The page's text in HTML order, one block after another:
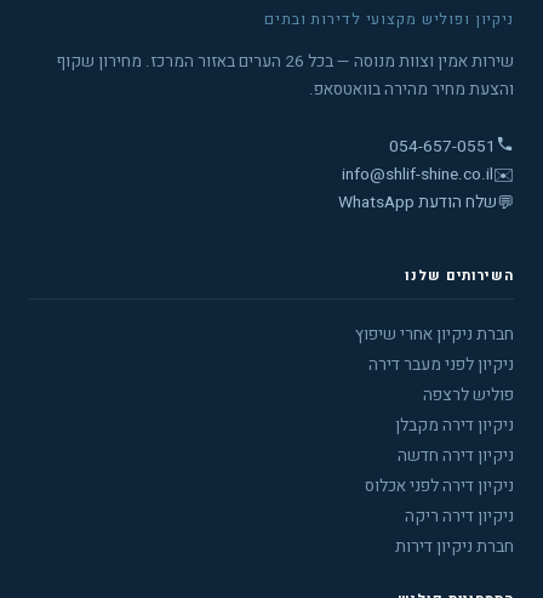
ניקיון ופוליש מקצועי לדירות ובתים
שירות אמין וצוות מנוסה — בכל 26 הערים באזור המרכז. מחירון שקוף
והצעת מחיר מהירה בוואטסאפ.
054-657-0551
✉️
info@shlif-shine.co.il
💬שלח הודעת WhatsApp
השירותים שלנו
חברת ניקיון אחרי שיפוץ
ניקיון לפני מעבר דירה
פוליש לרצפה
ניקיון דירה מקבלן
ניקיון דירה חדשה
ניקיון דירה לפני אכלוס
ניקיון דירה ריקה
חברת ניקיון דירות